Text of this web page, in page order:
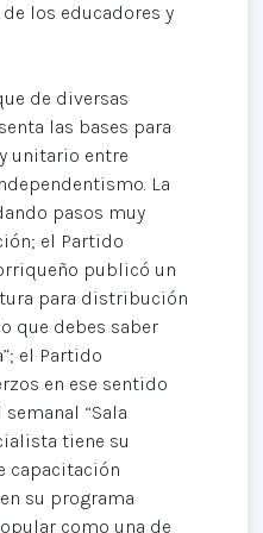
los educadores y
de diversas
las bases para
unitario entre
La
pasos muy
el Partido
publicó un
para distribución
que debes saber
el Partido
en ese sentido
“Sala
tiene su
capacitación
su programa
como una de